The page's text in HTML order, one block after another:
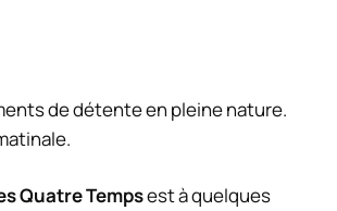
de détente en pleine nature.
Quatre Tempsest à quelques